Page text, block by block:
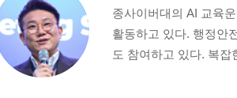
생성 및 수정하기 | 이미지 스타일 바꾸기
흑백 → 컬러 사진, 업스케일링은 팔레트와
예쁜 그림 카드를 만들고 싶다면 아이디오
종사이버대의 AI 교육
활동하고 있다. 행정안
도 참여하고 있다. 복